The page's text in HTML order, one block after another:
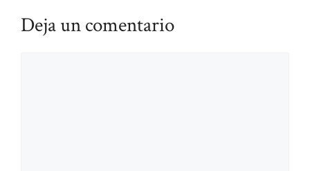
Deja un comentario